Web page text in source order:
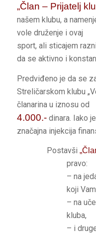
„Član – Prijatelj
našem klubu, a
vole druženje i ovaj
sport, ali sticajem
da se aktivno i
Predviđeno je da se
Streličarskom klubu
članarina u iznosu od
4.000.-dinara. Iako
značajna injekcija
Postavši
pravo:
– na
koji
– na
kluba,
– i